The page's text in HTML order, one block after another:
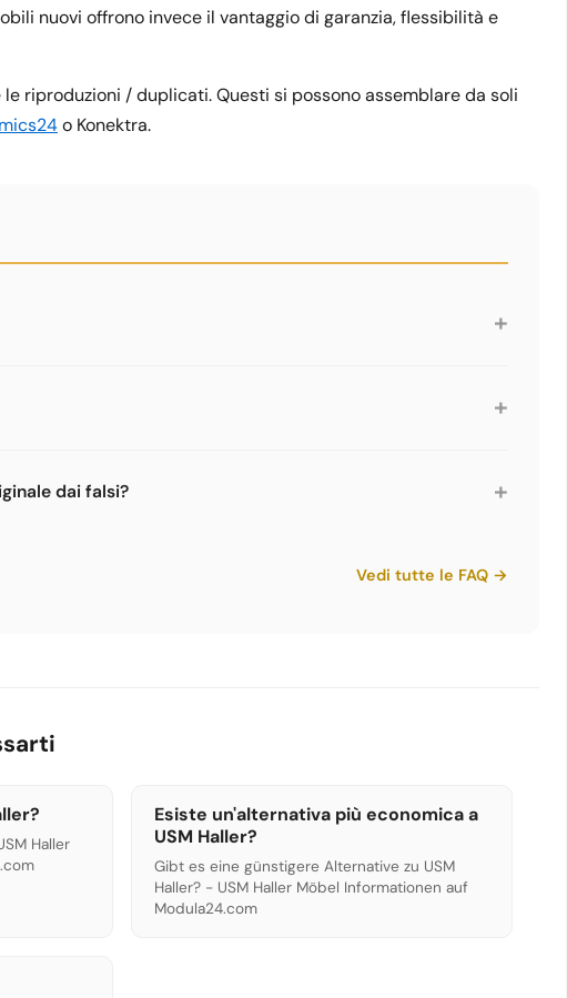
nuovi offrono invece il vantaggio di garanzia, flessibilità e
riproduzioni / duplicati. Questi si possono assemblare da soli
o Konektra.
+
non sono compatibili con la 2a. Prima dell'acquisto
lo stato della verniciatura.
+
valere la pena. Verifica pezzi completi e generazione dei
dai falsi? +
come quelli di Limics24 non sono falsi ma repliche legali
Vedi tutte le FAQ →
Haller
Esiste un'alternativa più economica a
USM Haller?
Gibt es eine günstigere Alternative zu USM
Haller? - USM Haller Möbel Informationen auf
Modula24.com